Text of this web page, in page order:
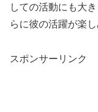
しての活動にも大
らに彼の活躍が楽し
スポンサーリンク